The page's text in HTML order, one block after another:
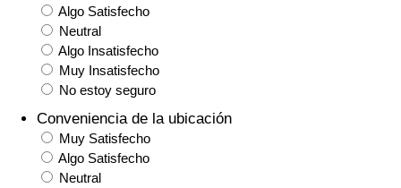
Algo Satisfecho
Neutral
Algo Insatisfecho
Muy Insatisfecho
No estoy seguro
Conveniencia de la ubicación
Muy Satisfecho
Algo Satisfecho
Neutral